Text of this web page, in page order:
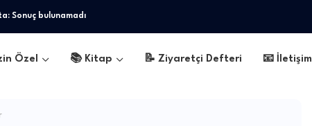
Sonuç bulunamadı
Özel 📚 Kitap 📝 Ziyaretçi Defteri 📧 İletişim